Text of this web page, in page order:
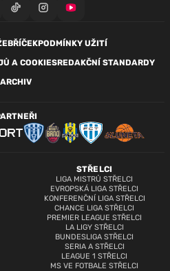
PODMÍNKY UŽITÍ
A COOKIESREDAKČNÍ STANDARDY
ARCHIV
STŘELCI
LIGA MISTRŮ STŘELCI
EVROPSKÁ LIGA STŘELCI
KONFERENČNÍ LIGA STŘELCI
CHANCE LIGA STŘELCI
PREMIER LEAGUE STŘELCI
LA LIGY STŘELCI
BUNDESLIGA STŘELCI
SERIA A STŘELCI
LEAGUE 1 STŘELCI
MS VE FOTBALE STŘELCI